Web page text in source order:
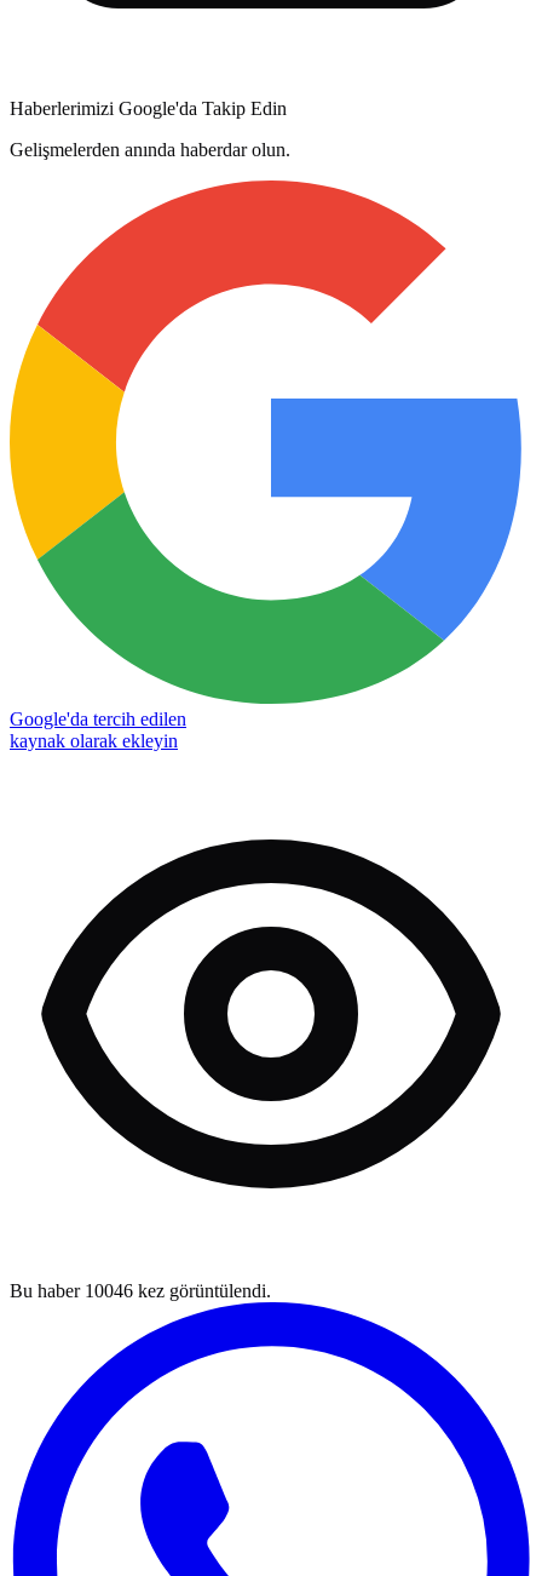
Haberlerimizi Google'da Takip Edin
Gelişmelerden anında haberdar olun.
Google'da tercih edilen
kaynak olarak ekleyin
Bu haber 10046 kez görüntülendi.